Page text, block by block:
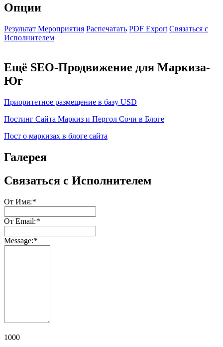
Опции
Результат Мероприятия Распечатать PDF Export Связаться с
Исполнителем
Ещё SEO-Продвижение для Маркиза-
Юг
Приоритетное размещение в базу USD
Постинг Сайта Маркиз и Пергол Сочи в Блоге
Пост о маркизах в блоге сайта
Галерея
Связаться с Исполнителем
От Имя:*
От Email:*
Message:*
1000